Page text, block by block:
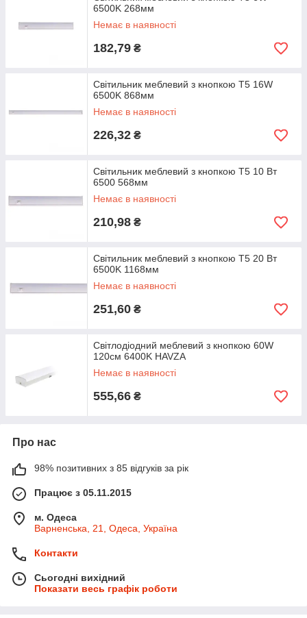
6500K 268мм
Немає в наявності
182,79 ₴
Світильник меблевий з кнопкою T5 16W
6500K 868мм
Немає в наявності
226,32 ₴
Світильник меблевий з кнопкою Т5 10 Вт
6500 568мм
Немає в наявності
210,98 ₴
Світильник меблевий з кнопкою Т5 20 Вт
6500K 1168мм
Немає в наявності
251,60 ₴
Світлодіодний меблевий з кнопкою 60W
120см 6400K HAVZA
Немає в наявності
555,66 ₴
Про нас
98% позитивних з 85 відгуків за рік
Працює з 05.11.2015
м. Одеса
Варненська, 21, Одеса, Україна
Контакти
Сьогодні вихідний
Показати весь графік роботи